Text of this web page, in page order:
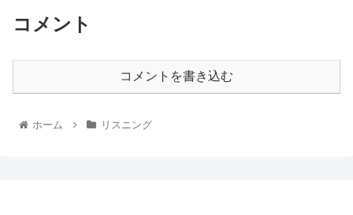
コメント
コメントを書き込む
ホーム リスニング